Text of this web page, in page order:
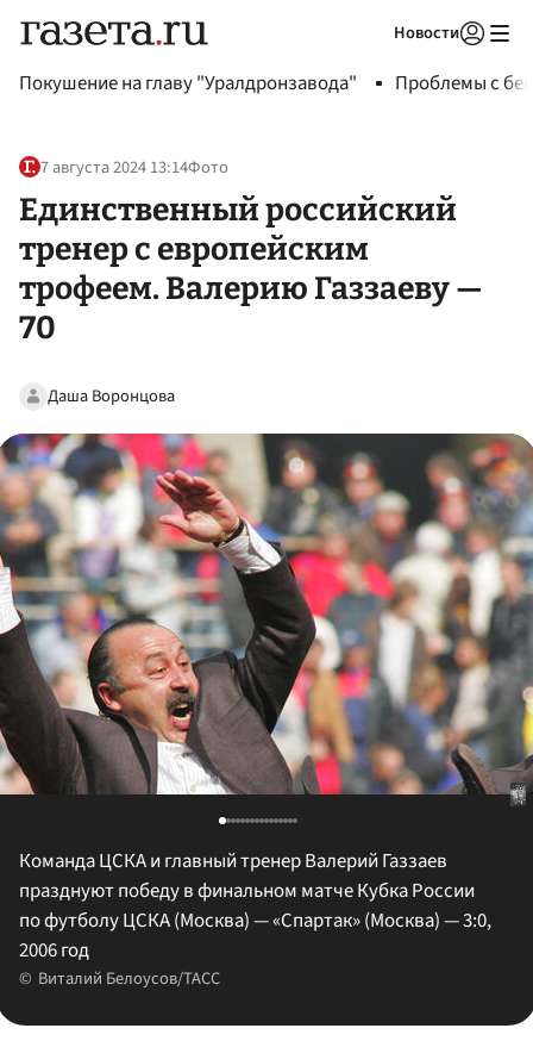
Новости
Покушение на главу "Уралдронзавода" Проблемы с
7 августа 2024 13:14Фото
Единственный российский
тренер с европейским
трофеем. Валерию Газзаеву —
70
Даша Воронцова
Команда ЦСКА и главный тренер Валерий Газзаев
празднуют победу в финальном матче Кубка России
по футболу ЦСКА (Москва) — «Спартак» (Москва) — 3:0,
2006 год
Виталий Белоусов/ТАСС